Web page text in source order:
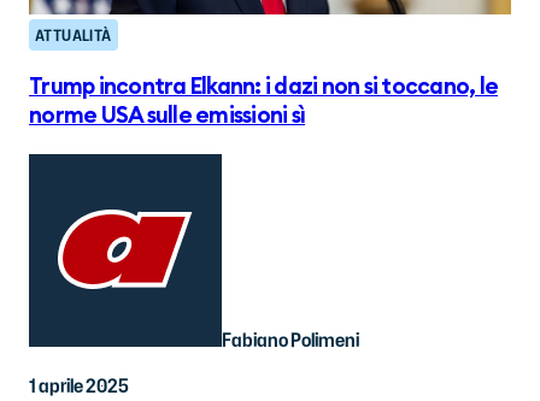
ATTUALITÀ
Trump incontra Elkann: i dazi non si toccano, le
norme USA sulle emissioni sì
Fabiano Polimeni
1 aprile 2025